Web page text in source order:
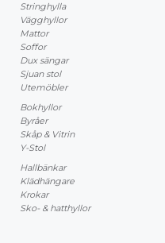
Stringhylla
Vägghyllor
Mattor
Soffor
Dux sängar
Sjuan stol
Utemöbler
Bokhyllor
Byråer
Skåp & Vitrin
Y-Stol
Hallbänkar
Klädhängare
Krokar
Sko- & hatthyllor